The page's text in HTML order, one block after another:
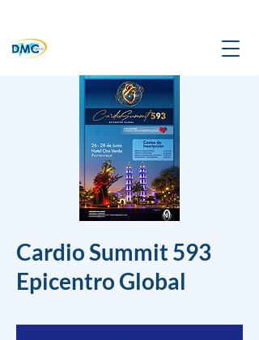
Cardio Summit 593
Epicentro Global